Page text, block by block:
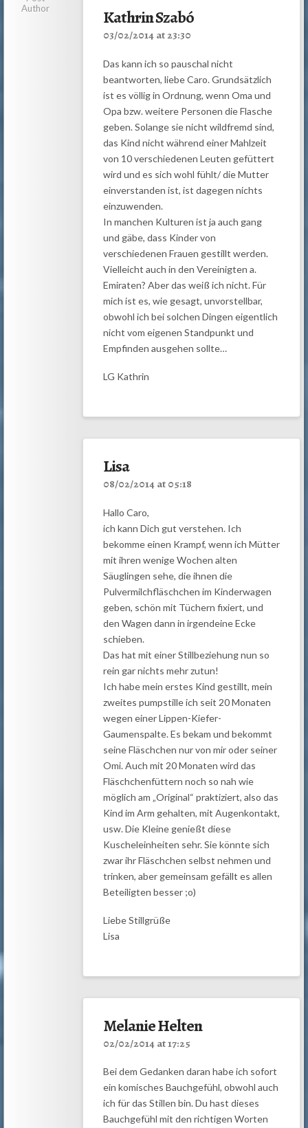
Author
Kathrin Szabó
03/02/2014 at 23:30
Das kann ich so pauschal nicht
beantworten, liebe Caro. Grundsätzlich
ist es völlig in Ordnung, wenn Oma und
Opa bzw. weitere Personen die Flasche
geben. Solange sie nicht wildfremd sind,
das Kind nicht während einer Mahlzeit
von 10 verschiedenen Leuten gefüttert
wird und es sich wohl fühlt/ die Mutter
einverstanden ist, ist dagegen nichts
einzuwenden.
In manchen Kulturen ist ja auch gang
und gäbe, dass Kinder von
verschiedenen Frauen gestillt werden.
Vielleicht auch in den Vereinigten a.
Emiraten? Aber das weiß ich nicht. Für
mich ist es, wie gesagt, unvorstellbar,
obwohl ich bei solchen Dingen eigentlich
nicht vom eigenen Standpunkt und
Empfinden ausgehen sollte…
LG Kathrin
Lisa
08/02/2014 at 05:18
Hallo Caro,
ich kann Dich gut verstehen. Ich
bekomme einen Krampf, wenn ich Mütter
mit ihren wenige Wochen alten
Säuglingen sehe, die ihnen die
Pulvermilchfläschchen im Kinderwagen
geben, schön mit Tüchern fixiert, und
den Wagen dann in irgendeine Ecke
schieben.
Das hat mit einer Stillbeziehung nun so
rein gar nichts mehr zutun!
Ich habe mein erstes Kind gestillt, mein
zweites pumpstille ich seit 20 Monaten
wegen einer Lippen-Kiefer-
Gaumenspalte. Es bekam und bekommt
seine Fläschchen nur von mir oder seiner
Omi. Auch mit 20 Monaten wird das
Fläschchenfüttern noch so nah wie
möglich am „Original“ praktiziert, also das
Kind im Arm gehalten, mit Augenkontakt,
usw. Die Kleine genießt diese
Kuscheleinheiten sehr. Sie könnte sich
zwar ihr Fläschchen selbst nehmen und
trinken, aber gemeinsam gefällt es allen
Beteiligten besser ;o)
Liebe Stillgrüße
Lisa
Melanie Helten
02/02/2014 at 17:25
Bei dem Gedanken daran habe ich sofort
ein komisches Bauchgefühl, obwohl auch
ich für das Stillen bin. Du hast dieses
Bauchgefühl mit den richtigen Worten